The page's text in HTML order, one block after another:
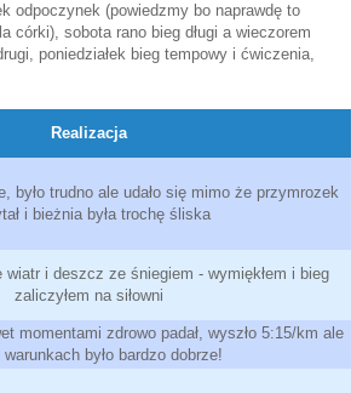
odpoczynek (powiedzmy bo naprawdę to
córki), sobota rano bieg długi a wieczorem
poniedziałek bieg tempowy i ćwiczenia,
Realizacja
było trudno ale udało się mimo że przymrozek
i bieżnia była trochę śliska
wiatr i deszcz ze śniegiem - wymiękłem i bieg
zaliczyłem na siłowni
momentami zdrowo padał, wyszło 5:15/km ale
było bardzo dobrze!